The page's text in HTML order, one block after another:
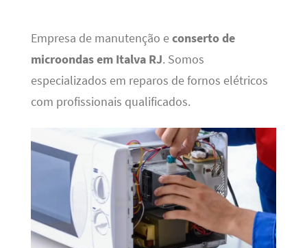
Empresa de manutenção econserto de
microondas em Italva RJ. Somos
especializados em reparos de fornos elétricos
com profissionais qualificados.